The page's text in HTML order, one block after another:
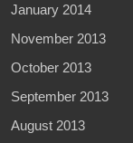
January 2014
November 2013
October 2013
September 2013
August 2013